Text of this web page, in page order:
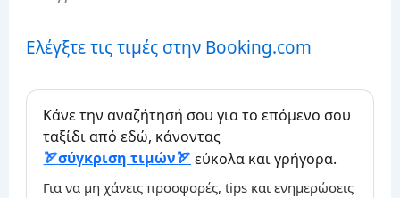
Ελέγξτε τις τιμές στην Booking.com
Κάνε την αναζήτησή σου για το επόμενο σου
ταξίδι από εδώ, κάνοντας
σύγκριση τιμών
εύκολα και γρήγορα.
Για να μη χάνεις προσφορές, tips και ενημερώσεις